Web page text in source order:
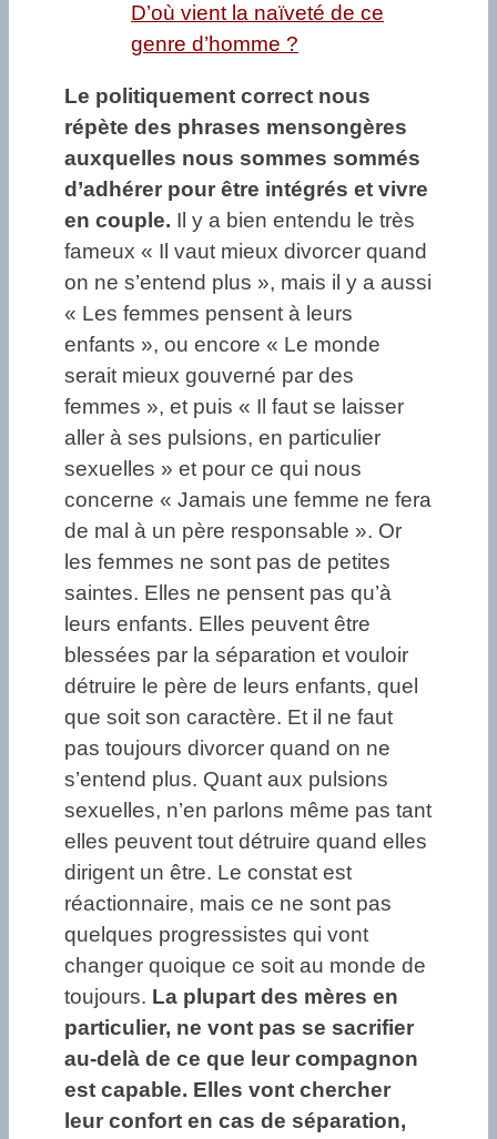
D’où vient la naïveté de ce
genre d’homme ?
Le politiquement correct nous
répète des phrases mensongères
auxquelles nous sommes sommés
d’adhérer pour être intégrés et vivre
en couple. Il y a bien entendu le très
fameux « Il vaut mieux divorcer quand
on ne s’entend plus », mais il y a aussi
« Les femmes pensent à leurs
enfants », ou encore « Le monde
serait mieux gouverné par des
femmes », et puis « Il faut se laisser
aller à ses pulsions, en particulier
sexuelles » et pour ce qui nous
concerne « Jamais une femme ne fera
de mal à un père responsable ». Or
les femmes ne sont pas de petites
saintes. Elles ne pensent pas qu’à
leurs enfants. Elles peuvent être
blessées par la séparation et vouloir
détruire le père de leurs enfants, quel
que soit son caractère. Et il ne faut
pas toujours divorcer quand on ne
s’entend plus. Quant aux pulsions
sexuelles, n’en parlons même pas tant
elles peuvent tout détruire quand elles
dirigent un être. Le constat est
réactionnaire, mais ce ne sont pas
quelques progressistes qui vont
changer quoique ce soit au monde de
toujours. La plupart des mères en
particulier, ne vont pas se sacrifier
au-delà de ce que leur compagnon
est capable. Elles vont chercher
leur confort en cas de séparation,